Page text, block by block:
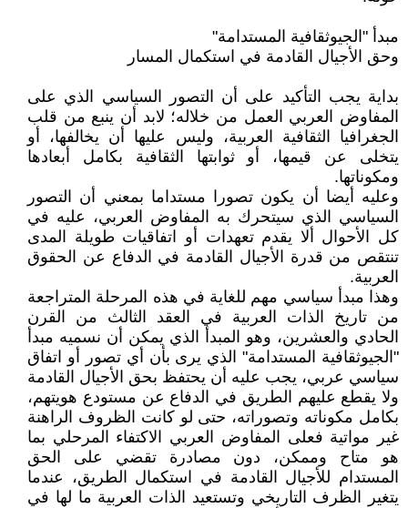
مبدأ "الجيوثقافية المستدامة"
وحق الأجيال القادمة في استكمال المسار
بداية يجب التأكيد على أن التصور السياسي الذي على
المفاوض العربي العمل من خلاله؛ لابد أن ينبع من قلب
الجغرافيا الثقافية العربية، وليس عليها أن يخالفها، أو
يتخلى عن قيمها، أو ثوابتها الثقافية بكامل أبعادها
ومكوناتها.
وعليه أيضا أن يكون تصورا مستداما بمعني أن التصور
السياسي الذي سيتحرك به المفاوض العربي، عليه في
كل الأحوال ألا يقدم تعهدات أو اتفاقيات طويلة المدى
تنتقص من قدرة الأجيال القادمة في الدفاع عن الحقوق
العربية.
وهذا مبدأ سياسي مهم للغاية في هذه المرحلة المتراجعة
من تاريخ الذات العربية في العقد الثالث من القرن
الحادي والعشرين، وهو المبدأ الذي يمكن أن نسميه مبدأ
"الجيوثقافية المستدامة" الذي يرى بأن أي تصور أو اتفاق
سياسي عربي، يجب عليه أن يحتفظ بحق الأجيال القادمة
ولا يقطع عليهم الطريق في الدفاع عن مستودع هويتهم،
بكامل مكوناته وتصوراته، حتى لو كانت الظروف الراهنة
غير مواتية فعلى المفاوض العربي الاكتفاء المرحلي بما
هو متاح وممكن، دون مصادرة تقضي على الحق
المستدام للأجيال القادمة في استكمال الطريق، عندما
يتغير الظرف التاريخي وتستعيد الذات العربية ما لها في